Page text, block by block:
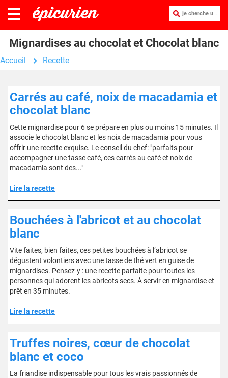
je cherche une recette :
Mignardises au chocolat et Chocolat blanc
Accueil Recette
Carrés au café, noix de macadamia et
chocolat blanc
Cette mignardise pour 6 se prépare en plus ou moins 15 minutes. Il
associe le chocolat blanc et les noix de macadamia pour vous
offrir une recette exquise. Le conseil du chef: "parfaits pour
accompagner une tasse café, ces carrés au café et noix de
macadamia sont des..."
Lire la recette
Bouchées à l'abricot et au chocolat
blanc
Vite faites, bien faites, ces petites bouchées à l’abricot se
dégustent volontiers avec une tasse de thé vert en guise de
mignardises. Pensez-y : une recette parfaite pour toutes les
personnes qui adorent les abricots secs. À servir en mignardise et
prêt en 35 minutes.
Lire la recette
Truffes noires, cœur de chocolat
blanc et coco
La friandise indispensable pour tous les vrais passionnés de